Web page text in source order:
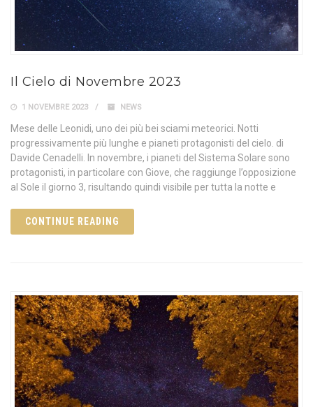
Il Cielo di Novembre 2023
1 NOVEMBRE 2023 NEWS
Mese delle Leonidi, uno dei più bei sciami meteorici. Notti
progressivamente più lunghe e pianeti protagonisti del cielo. di
Davide Cenadelli. In novembre, i pianeti del Sistema Solare sono
protagonisti, in particolare con Giove, che raggiunge l’opposizione
al Sole il giorno 3, risultando quindi visibile per tutta la notte e
CONTINUE READING